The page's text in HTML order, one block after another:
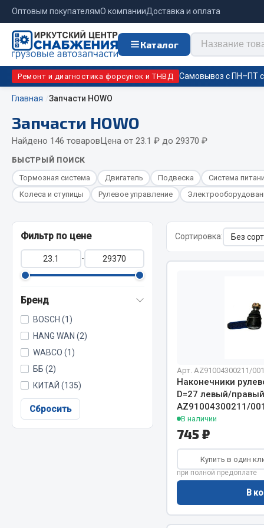
Оптовым покупателямО компанииДоставка и оплата
Каталог
ЦЕПИ РОССИЯ
ЦЕПИ BOHU (Китай)
Изготовление цепей на колеса BOHU
Весь раздел
Отопители
Весь раздел
Болты
Гайки
Кольца стопорные
Пресс-масленки
Camozzi
Адаптеры
Тройники
Штуцеры
Ремонт и диагностика форсунок и ТНВД Самовывоз с ПН–ПТ с
Главная Запчасти HOWO
Запчасти HOWO
Найдено 146 товаровЦена от 23.1 ₽ до 29370 ₽
БЫСТРЫЙ ПОИСК
Тормозная система Двигатель Подвеска Система
Колеса и ступицы
Рулевое управление
Фильтр по цене
-
Бренд
BOSCH (1)
HANG WAN (2)
WABCO (1)
ББ (2)
КИТАЙ (135)
Сбросить
Сортировка:
Арт. AZ91004300211/001
Наконечники
D=27 левый/
AZ91004300211/001
В наличии
745 ₽
Купить в один
при полной предоплате
В